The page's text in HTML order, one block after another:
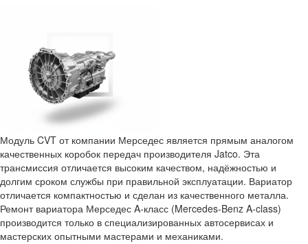
Модуль CVT от компании Мерседес является прямым аналогом
качественных коробок передач производителя Jatco. Эта
трансмиссия отличается высоким качеством, надёжностью и
долгим сроком службы при правильной эксплуатации. Вариатор
отличается компактностью и сделан из качественного металла.
Ремонт вариатора Мерседес A-класс (Mercedes-Benz A-class)
производится только в специализированных автосервисах и
мастерских опытными мастерами и механиками.